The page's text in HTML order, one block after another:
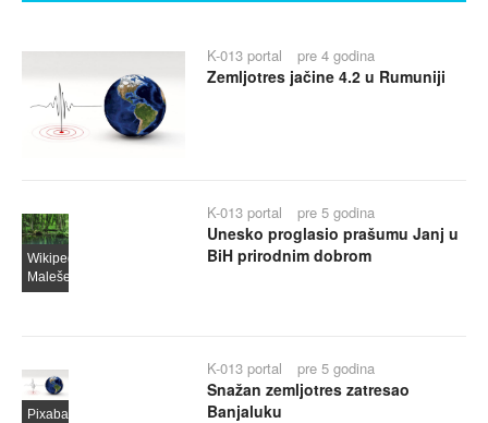
K-013 portal pre 4 godina
Zemljotres jačine 4.2 u Rumuniji
Wikipedia.org/Darija
Malešević
K-013 portal pre 5 godina
Unesko proglasio prašumu Janj u
BiH prirodnim dobrom
Pixabay
K-013 portal pre 5 godina
Snažan zemljotres zatresao
Banjaluku